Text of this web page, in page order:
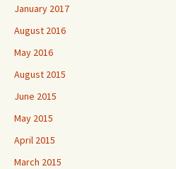
January 2017
August 2016
May 2016
August 2015
June 2015
May 2015
April 2015
March 2015